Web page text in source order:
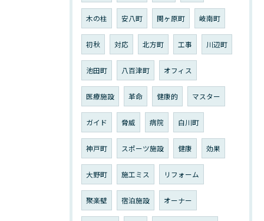
木の柱 安八町 関ヶ原町 岐南町
初秋 対応 北方町 工事 川辺町
池田町 八百津町 オフィス
医療施設 革命 健康的 マスター
ガイド 脅威 病院 白川町
神戸町 スポーツ施設 健康 効果
大野町 施工ミス リフォーム
聚楽壁 宿泊施設 オーナー